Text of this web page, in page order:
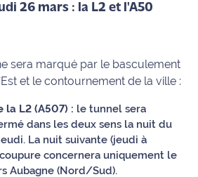
26 mars : la L2 et l'A50
sera marqué par le basculement
et le contournement de la ville :
la L2 (A507) : le tunnel sera
dans les deux sens la nuit du
La nuit suivante (jeudi à
concernera uniquement le
Aubagne (Nord/Sud).